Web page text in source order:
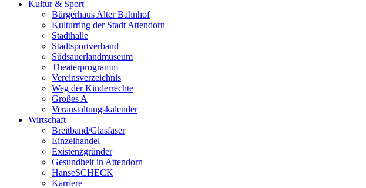
Kultur & Sport
Bürgerhaus Alter Bahnhof
Kulturring der Stadt Attendorn
Stadthalle
Stadtsportverband
Südsauerlandmuseum
Theaterprogramm
Vereinsverzeichnis
Weg der Kinderrechte
Großes A
Veranstaltungskalender
Wirtschaft
Breitband/Glasfaser
Einzelhandel
Existenzgründer
Gesundheit in Attendorn
HanseSCHECK
Karriere